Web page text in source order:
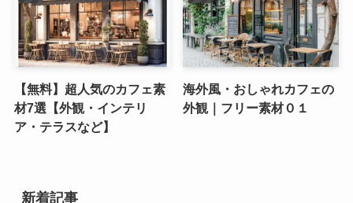
【無料】超人気のカフェ素
材7選【外観・インテリ
ア・テラスなど】
海外風・おしゃれカフェの
外観｜フリー素材０１
新着記事